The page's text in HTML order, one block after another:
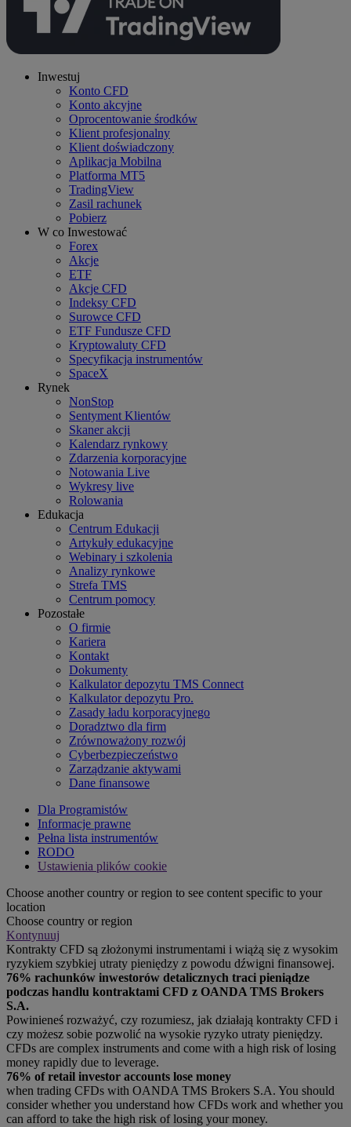
Inwestuj
Konto CFD
Konto akcyjne
Oprocentowanie środków
Klient profesjonalny
Klient doświadczony
Aplikacja Mobilna
Platforma MT5
TradingView
Zasil rachunek
Pobierz
W co Inwestować
Forex
Akcje
ETF
Akcje CFD
Indeksy CFD
Surowce CFD
ETF Fundusze CFD
Kryptowaluty CFD
Specyfikacja instrumentów
SpaceX
Rynek
NonStop
Sentyment Klientów
Skaner akcji
Kalendarz rynkowy
Zdarzenia korporacyjne
Notowania Live
Wykresy live
Rolowania
Edukacja
Centrum Edukacji
Artykuły edukacyjne
Webinary i szkolenia
Analizy rynkowe
Strefa TMS
Centrum pomocy
Pozostałe
O firmie
Kariera
Kontakt
Dokumenty
Kalkulator depozytu TMS Connect
Kalkulator depozytu Pro.
Zasady ładu korporacyjnego
Doradztwo dla firm
Zrównoważony rozwój
Cyberbezpieczeństwo
Zarządzanie aktywami
Dane finansowe
Dla Programistów
Informacje prawne
Pełna lista instrumentów
RODO
Ustawienia plików cookie
Choose another country or region to see content specific to your
location
Choose country or region
Kontynuuj
Kontrakty CFD są złożonymi instrumentami i wiążą się z wysokim
ryzykiem szybkiej utraty pieniędzy z powodu dźwigni finansowej.
76% rachunków inwestorów detalicznych traci pieniądze
podczas handlu kontraktami CFD z OANDA TMS Brokers
S.A.
Powinieneś rozważyć, czy rozumiesz, jak działają kontrakty CFD i
czy możesz sobie pozwolić na wysokie ryzyko utraty pieniędzy.
CFDs are complex instruments and come with a high risk of losing
money rapidly due to leverage.
76% of retail investor accounts lose money
when trading CFDs with OANDA TMS Brokers S.A. You should
consider whether you understand how CFDs work and whether you
can afford to take the high risk of losing your money.